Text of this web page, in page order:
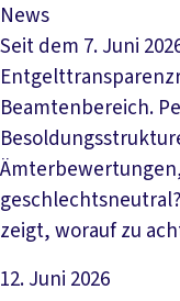
News
Seit dem 7. Juni
Beamtenbereich.
zeigt, worauf zu
12. Juni 2026